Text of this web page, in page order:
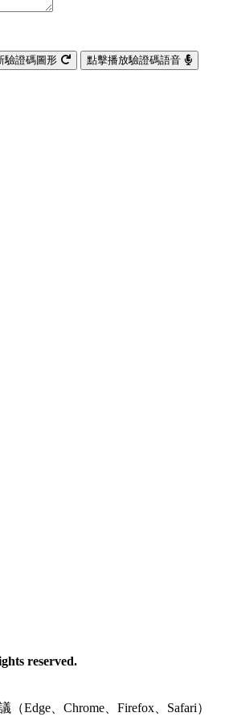
驗證碼圖形
點擊播放驗證碼語音
reserved.
Edge、Chrome、Firefox、Safari）